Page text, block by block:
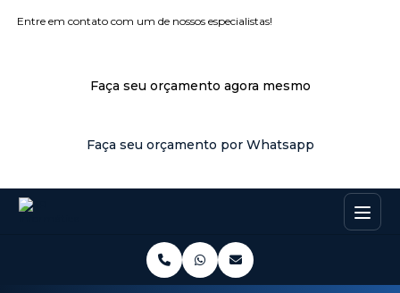
Entre em contato com um de nossos especialistas!
Faça seu orçamento agora mesmo
Faça seu orçamento por Whatsapp